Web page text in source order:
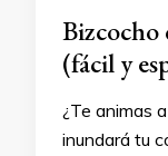
Bizcocho
(fácil y
¿Te animas
inundará tu